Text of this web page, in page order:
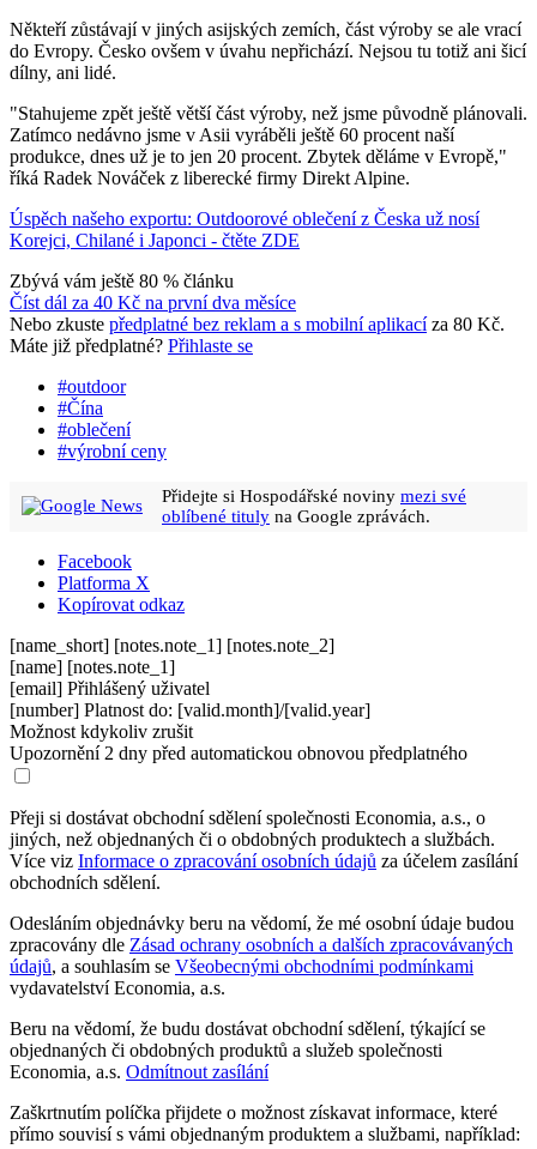
Někteří zůstávají v jiných asijských zemích, část výroby se ale vrací
do Evropy. Česko ovšem v úvahu nepřichází. Nejsou tu totiž ani šicí
dílny, ani lidé.
"Stahujeme zpět ještě větší část výroby, než jsme původně plánovali.
Zatímco nedávno jsme v Asii vyráběli ještě 60 procent naší
produkce, dnes už je to jen 20 procent. Zbytek děláme v Evropě,"
říká Radek Nováček z liberecké firmy Direkt Alpine.
Úspěch našeho exportu: Outdoorové oblečení z Česka už nosí
Korejci, Chilané i Japonci - čtěte ZDE
Zbývá vám ještě 80 % článku
Číst dál za 40 Kč na první dva měsíce
Nebo zkuste předplatné bez reklam a s mobilní aplikacíza 80 Kč.
Máte již předplatné? Přihlaste se
#outdoor
#Čína
#oblečení
#výrobní ceny
Přidejte si Hospodářské noviny mezi své
oblíbené tituly na Google zprávách.
Facebook
Platforma X
Kopírovat odkaz
[name_short] [notes.note_1] [notes.note_2]
[name] [notes.note_1]
[email] Přihlášený uživatel
[number] Platnost do: [valid.month]/[valid.year]
Možnost kdykoliv zrušit
Upozornění 2 dny před automatickou obnovou předplatného
Přeji si dostávat obchodní sdělení společnosti Economia, a.s., o
jiných, než objednaných či o obdobných produktech a službách.
Více viz Informace o zpracování osobních údajů za účelem zasílání
obchodních sdělení.
Odesláním objednávky beru na vědomí, že mé osobní údaje budou
zpracovány dle Zásad ochrany osobních a dalších zpracovávaných
údajů, a souhlasím se Všeobecnými obchodními podmínkami
vydavatelství Economia, a.s.
Beru na vědomí, že budu dostávat obchodní sdělení, týkající se
objednaných či obdobných produktů a služeb společnosti
Economia, a.s. Odmítnout zasílání
Zaškrtnutím políčka přijdete o možnost získavat informace, které
přímo souvisí s vámi objednaným produktem a službami, například: